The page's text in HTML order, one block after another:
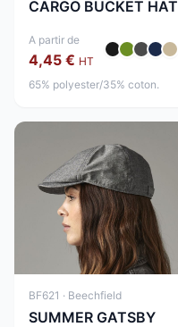
CARGO BUCKET HAT
A partir de
4,45 € HT
65% polyester/35% coton.
BF621 · Beechfield
SUMMER GATSBY